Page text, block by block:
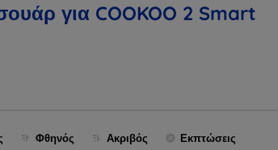
για COOKOO 2 Smart
Φθηνός Ακριβός Εκπτώσεις